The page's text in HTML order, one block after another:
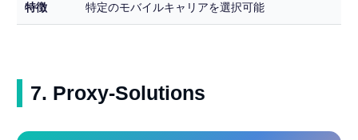
特徴 特定のモバイルキャリアを選択可能
7. Proxy-Solutions